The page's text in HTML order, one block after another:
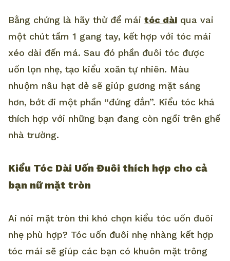
Bằng chứng là hãy thử để mái tóc dài qua vai
một chút tầm 1 gang tay, kết hợp với tóc mái
xéo dài đến má. Sau đó phần đuôi tóc được
uốn lọn nhẹ, tạo kiểu xoăn tự nhiên. Màu
nhuộm nâu hạt dẻ sẽ giúp gương mặt sáng
hơn, bớt đi một phần “đứng đắn”. Kiểu tóc khá
thích hợp với những bạn đang còn ngồi trên ghế
nhà trường.
Kiểu Tóc Dài Uốn Đuôi thích hợp cho cả
bạn nữ mặt tròn
Ai nói mặt tròn thì khó chọn kiểu tóc uốn đuôi
nhẹ phù hợp? Tóc uốn đuôi nhẹ nhàng kết hợp
tóc mái sẽ giúp các bạn có khuôn mặt trông